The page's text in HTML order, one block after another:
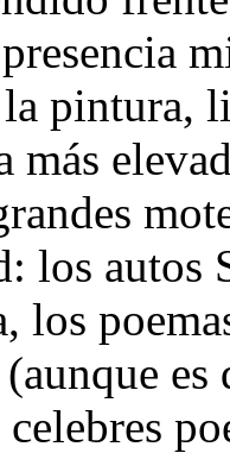
pintura,
más
los autos
los